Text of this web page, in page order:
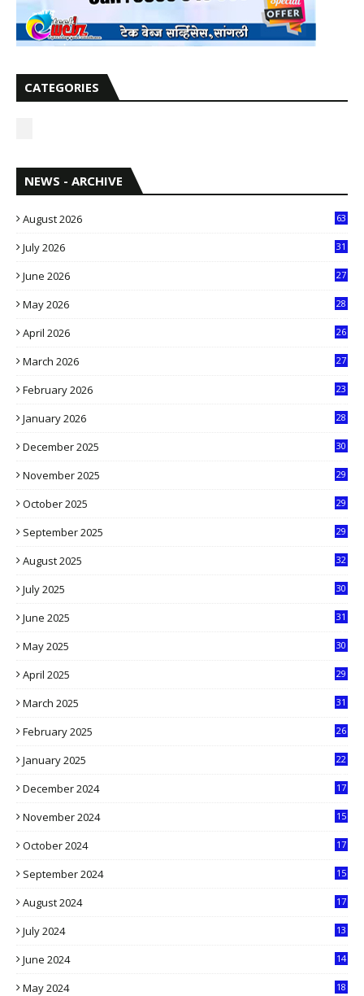
CATEGORIES
NEWS - ARCHIVE
August 2026 63
July 2026
31
June 2026
27
May 2026
28
April 2026
26
March 2026
27
February 2026
23
January 2026
28
December 2025
30
November 2025
29
October 2025
29
September 2025
29
August 2025
32
July 2025
30
June 2025
31
May 2025
30
April 2025
29
March 2025
31
February 2025
26
January 2025
22
December 2024
17
November 2024
15
October 2024
17
September 2024
15
August 2024
17
July 2024
13
June 2024
14
May 2024
18